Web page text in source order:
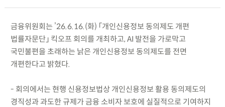
금융위원회는 ’26.6.16.(화) 「개인신용정보 동의제도 개편
법률자문단」 킥오프 회의를 개최하고, AI 발전을 가로막고
국민불편을 초래하는 낡은 개인신용정보 동의제도를 전면
개편한다고 밝혔다.
- 회의에서는 현행 신용정보법상 개인신용정보 활용 동의제도의
경직성과 과도한 규제가 금융 소비자 보호에 실질적으로 기여하지